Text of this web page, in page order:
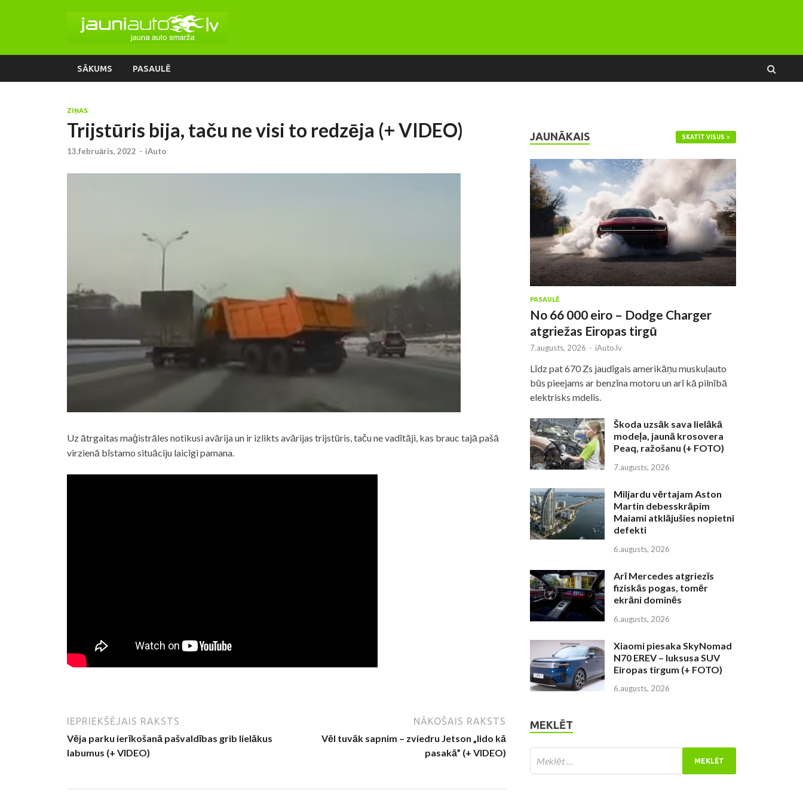
SĀKUMS PASAULĒ
ZIŅAS
Trijstūris bija, taču ne visi to redzēja (+ VIDEO)
13.februāris, 2022 - iAuto
Uz ātrgaitas maģistrāles notikusi avārija un ir izlikts avārijas trijstūris, taču ne vadītāji, kas brauc tajā pašā
virzienā bīstamo situāciju laicīgi pamana.
IEPRIEKŠĒJAIS RAKSTS
Vēja parku ierīkošanā pašvaldības grib lielākus
labumus (+ VIDEO)
NĀKOŠAIS RAKSTS
Vēl tuvāk sapnim – zviedru Jetson „lido kā
pasakā” (+ VIDEO)
JAUNĀKAIS SKATĪT VISUS
PASAULĒ
No 66 000 eiro – Dodge Charger
atgriežas Eiropas tirgū
7.augusts, 2026 - iAuto.lv
Līdz pat 670 Zs jaudīgais amerikāņu muskuļauto
būs pieejams ar benzīna motoru un arī kā pilnībā
elektrisks mdelis.
Škoda uzsāk sava lielākā
modeļa, jaunā krosovera
Peaq, ražošanu (+ FOTO)
7.augusts, 2026
Miljardu vērtajam Aston
Martin debesskrāpim
Maiami atklājušies nopietni
defekti
6.augusts, 2026
Arī Mercedes atgriezīs
fiziskās pogas, tomēr
ekrāni dominēs
6.augusts, 2026
Xiaomi piesaka SkyNomad
N70 EREV – luksusa SUV
Eiropas tirgum (+ FOTO)
6.augusts, 2026
MEKLĒT